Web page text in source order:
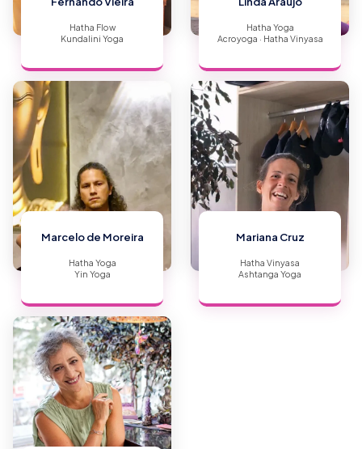
Hatha Flow
Kundalini Yoga
Hatha Yoga
Acroyoga · Hatha Vinyasa
Marcelo de Moreira
Hatha Yoga
Yin Yoga
Mariana Cruz
Hatha Vinyasa
Ashtanga Yoga